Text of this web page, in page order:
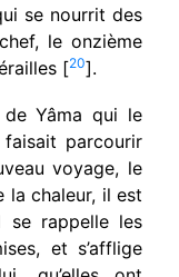
se nourrit des
le onzième
[20].
Yâma qui le
par­courir
voyage, le
chaleur, il est
se rappelle les
et s’afflige